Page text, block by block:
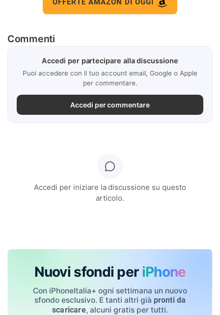
OFFERTE AMAZON DI OGGI
Commenti
Accedi per partecipare alla discussione
Puoi accedere con il tuo account email, Google o Apple
per commentare.
Accedi per commentare
Accedi per iniziare la discussione su questo
articolo.
Nuovi sfondi per iPhone
Con iPhoneItalia+ ogni settimana un nuovo
sfondo esclusivo. E tanti altri già pronti da
scaricare, alcuni gratis per tutti.